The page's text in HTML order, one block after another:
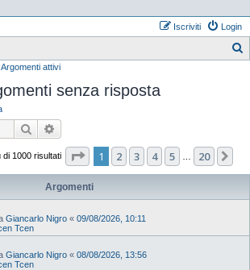
Login
Iscriviti
Argomenti attivi
senza risposta
Cerca
1000 risultati Pagina di 20
1 2 3 4 5 20
Argomenti
Giancarlo Nigro « 09/08/2026, 10:11
Tcen
Giancarlo Nigro « 08/08/2026, 13:56
Tcen